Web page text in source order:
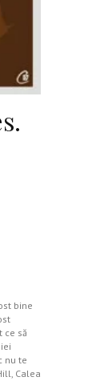
bine
ce să
nu te
Calea